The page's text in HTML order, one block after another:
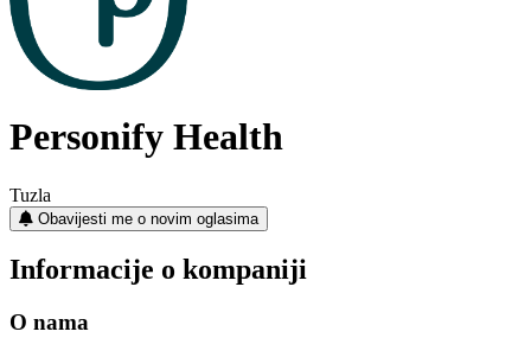
Personify Health
Tuzla
Obavijesti me o novim oglasima
Informacije o kompaniji
O nama